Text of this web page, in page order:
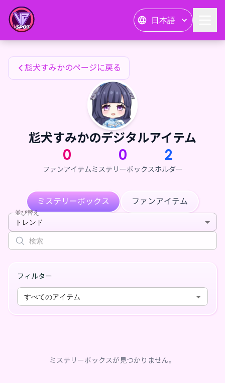
日本語
尨犬すみかのファンアイテム
尨犬すみかのページに戻る
尨犬すみかのデジタルアイテム
0
ファンアイテム
0
ミステリーボックス
2
ホルダー
ミステリーボックス ファンアイテム
並び替え
トレンド
フィルター
すべてのアイテム
ミステリーボックスが見つかりません。
尨犬すみかのファンアイテム — 24karat